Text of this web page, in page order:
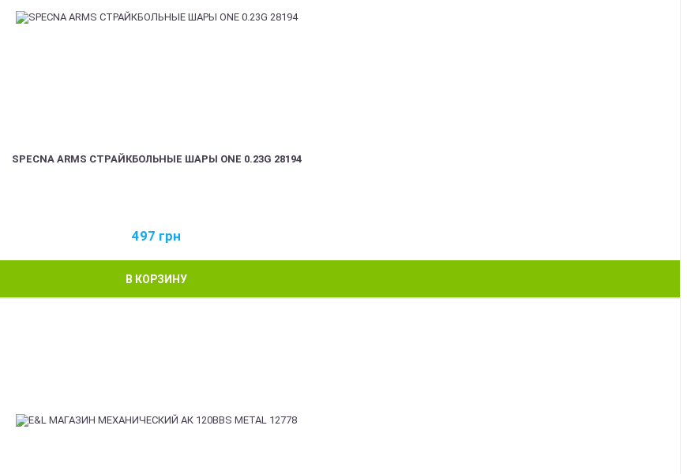
SPECNA ARMS СТРАЙКБОЛЬНЫЕ ШАРЫ ONE 0.23G 28194
497 грн
В КОРЗИНУ